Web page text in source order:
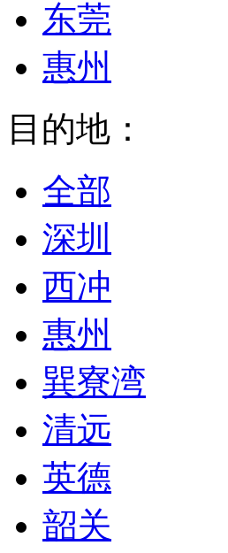
东莞
惠州
目的地：
全部
深圳
西冲
惠州
巽寮湾
清远
英德
韶关